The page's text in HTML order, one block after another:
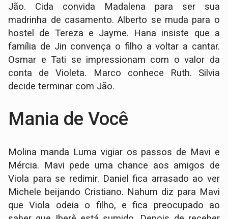
Jão. Cida convida Madalena para ser sua
madrinha de casamento. Alberto se muda para o
hostel de Tereza e Jayme. Hana insiste que a
família de Jin convença o filho a voltar a cantar.
Osmar e Tati se impressionam com o valor da
conta de Violeta. Marco conhece Ruth. Silvia
decide terminar com Jão.
Mania de Você
Molina manda Luma vigiar os passos de Mavi e
Mércia. Mavi pede uma chance aos amigos de
Viola para se redimir. Daniel fica arrasado ao ver
Michele beijando Cristiano. Nahum diz para Mavi
que Viola odeia o filho, e fica preocupado ao